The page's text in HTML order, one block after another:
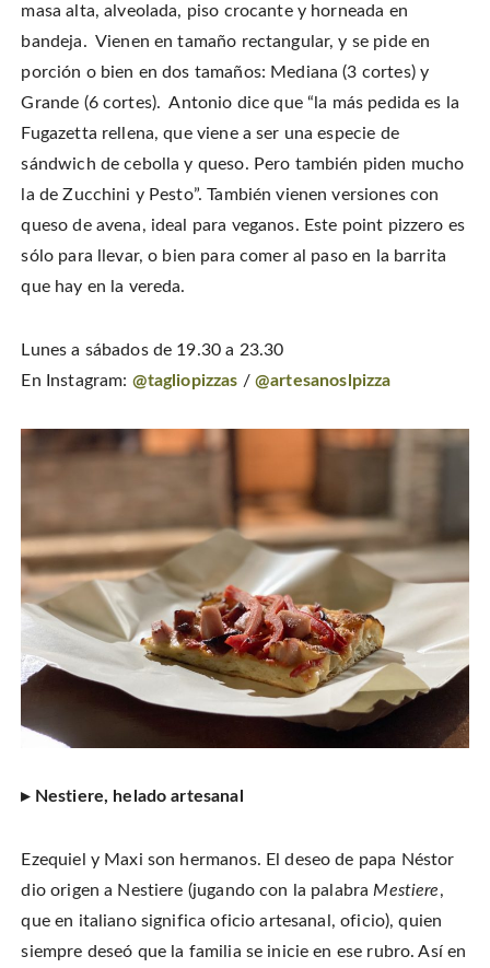
masa alta, alveolada, piso crocante y horneada en
bandeja. Vienen en tamaño rectangular, y se pide en
porción o bien en dos tamaños: Mediana (3 cortes) y
Grande (6 cortes). Antonio dice que “la más pedida es la
Fugazetta rellena, que viene a ser una especie de
sándwich de cebolla y queso. Pero también piden mucho
la de Zucchini y Pesto”. También vienen versiones con
queso de avena, ideal para veganos. Este point pizzero es
sólo para llevar, o bien para comer al paso en la barrita
que hay en la vereda.
Lunes a sábados de 19.30 a 23.30
En Instagram: @tagliopizzas / @artesanoslpizza
▸ Nestiere, helado artesanal
Ezequiel y Maxi son hermanos. El deseo de papa Néstor
dio origen a Nestiere (jugando con la palabra Mestiere,
que en italiano significa oficio artesanal, oficio), quien
siempre deseó que la familia se inicie en ese rubro. Así en